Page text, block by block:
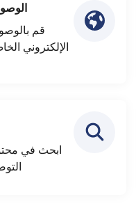
قم
الإلكتروني
ابحث في